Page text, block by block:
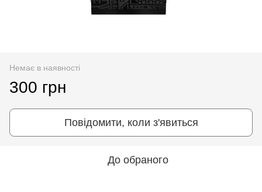
Немає в наявності
300 грн
Повідомити, коли з'явиться
До обраного